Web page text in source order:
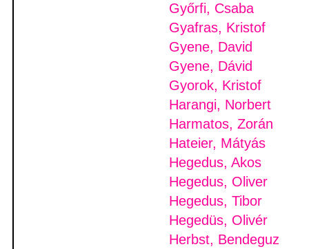
Győrfi, Csaba
Gyafras, Kristof
Gyene, David
Gyene, Dávid
Gyorok, Kristof
Harangi, Norbert
Harmatos, Zorán
Hateier, Mátyás
Hegedus, Akos
Hegedus, Oliver
Hegedus, Tibor
Hegedüs, Olivér
Herbst, Bendeguz